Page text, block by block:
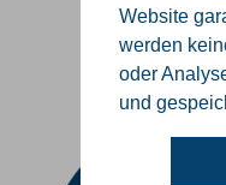
Website
werden
oder
und